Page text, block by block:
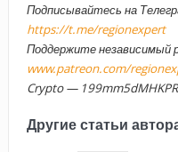
Подписывайтесь на
https://t.me/regionexpert
Поддержите независимый
www.patreon.com/
Crypto —
Другие статьи